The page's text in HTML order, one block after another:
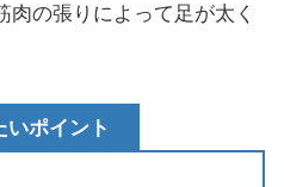
肉の張りによって足が太く
いポイント